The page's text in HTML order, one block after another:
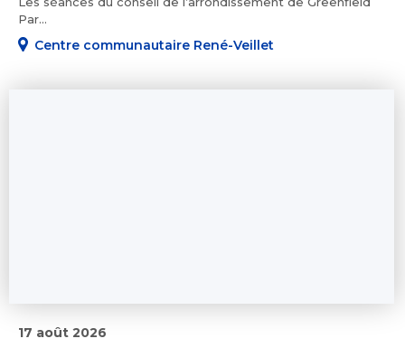
Par...
Centre communautaire René-Veillet
17 août 2026